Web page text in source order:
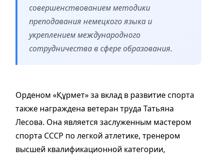
совершенствованием методики
преподавания немецкого языка и
укреплением международного
сотрудничества в сфере образования.
Орденом «Құрмет» за вклад в развитие спорта
также награждена ветеран труда Татьяна
Лесова. Она является заслуженным мастером
спорта СССР по легкой атлетике, тренером
высшей квалификационной категории,